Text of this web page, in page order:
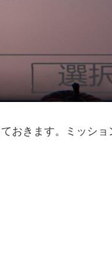
おきます。ミッシ